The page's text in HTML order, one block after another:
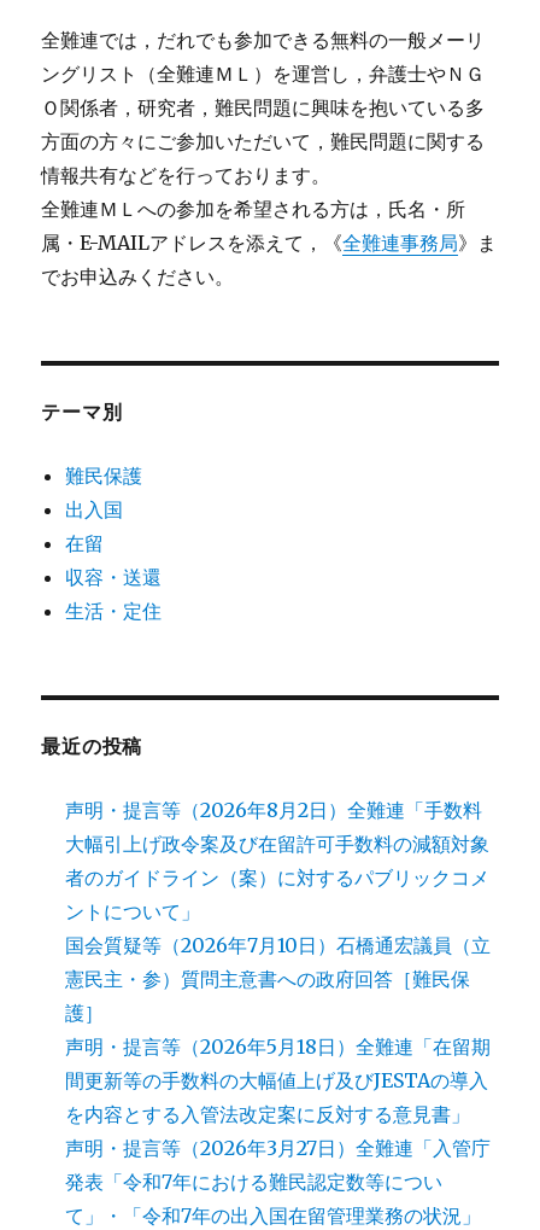
全難連では，だれでも参加できる無料の一般メーリ
ングリスト（全難連ＭＬ）を運営し，弁護士やＮＧ
Ｏ関係者，研究者，難民問題に興味を抱いている多
方面の方々にご参加いただいて，難民問題に関する
情報共有などを行っております。
全難連ＭＬへの参加を希望される方は，氏名・所
属・E-MAILアドレスを添えて，《全難連事務局》ま
でお申込みください。
テーマ別
難民保護
出入国
在留
収容・送還
生活・定住
最近の投稿
声明・提言等（2026年8月2日）全難連「手数料
大幅引上げ政令案及び在留許可手数料の減額対象
者のガイドライン（案）に対するパブリックコメ
ントについて」
国会質疑等（2026年7月10日）石橋通宏議員（立
憲民主・参）質問主意書への政府回答［難民保
護］
声明・提言等（2026年5月18日）全難連「在留期
間更新等の手数料の大幅値上げ及びJESTAの導入
を内容とする入管法改定案に反対する意見書」
声明・提言等（2026年3月27日）全難連「入管庁
発表「令和7年における難民認定数等につい
て」・「令和7年の出入国在留管理業務の状況」